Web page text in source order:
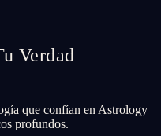
Verdad
que confían en Astrology
profundos.